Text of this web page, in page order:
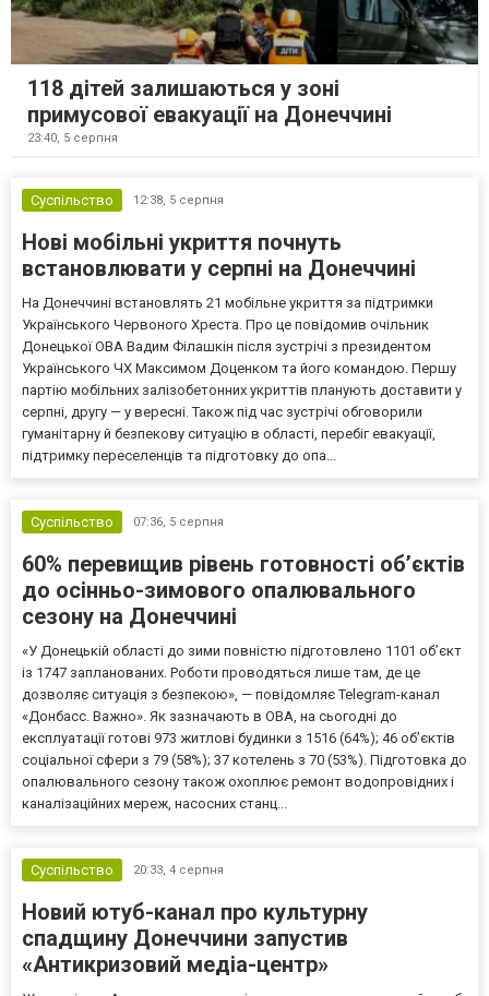
118 дітей залишаються у зоні
примусової евакуації на Донеччині
23:40, 5 серпня
Суспільство 12:38, 5 серпня
Нові мобільні укриття почнуть
встановлювати у серпні на Донеччині
На Донеччині встановлять 21 мобільне укриття за підтримки
Українського Червоного Хреста. Про це повідомив очільник
Донецької ОВА Вадим Філашкін після зустрічі з президентом
Українського ЧХ Максимом Доценком та його командою. Першу
партію мобільних залізобетонних укриттів планують доставити у
серпні, другу — у вересні. Також під час зустрічі обговорили
гуманітарну й безпекову ситуацію в області, перебіг евакуації,
підтримку переселенців та підготовку до опа...
Суспільство 07:36, 5 серпня
60% перевищив рівень готовності об’єктів
до осінньо-зимового опалювального
сезону на Донеччині
«У Донецькій області до зими повністю підготовлено 1101 об’єкт
із 1747 запланованих. Роботи проводяться лише там, де це
дозволяє ситуація з безпекою», — повідомляє Telegram-канал
«Донбасс. Важно». Як зазначають в ОВА, на сьогодні до
експлуатації готові 973 житлові будинки з 1516 (64%); 46 об’єктів
соціальної сфери з 79 (58%); 37 котелень з 70 (53%). Підготовка до
опалювального сезону також охоплює ремонт водопровідних і
каналізаційних мереж, насосних станц...
Суспільство 20:33, 4 серпня
Новий ютуб-канал про культурну
спадщину Донеччини запустив
«Антикризовий медіа-центр»